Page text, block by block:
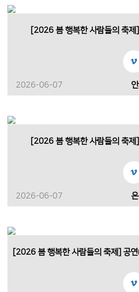
[2026 봄 행복한 사람들의 축제
2026-06-07
[2026 봄 행복한 사람들의 축제
2026-06-07